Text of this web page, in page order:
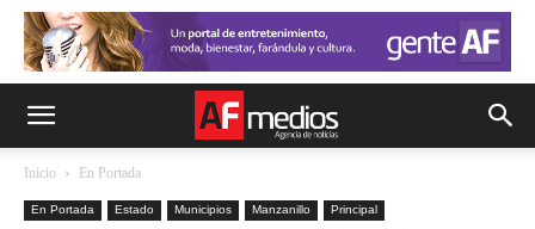
Inicio En Portada
En Portada Estado Municipios Manzanillo Principal